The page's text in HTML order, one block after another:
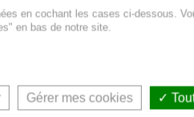
CERTIFIÉE
en cochant les cases ci-dessous.
en bas de notre site.
Gérer mes cookies